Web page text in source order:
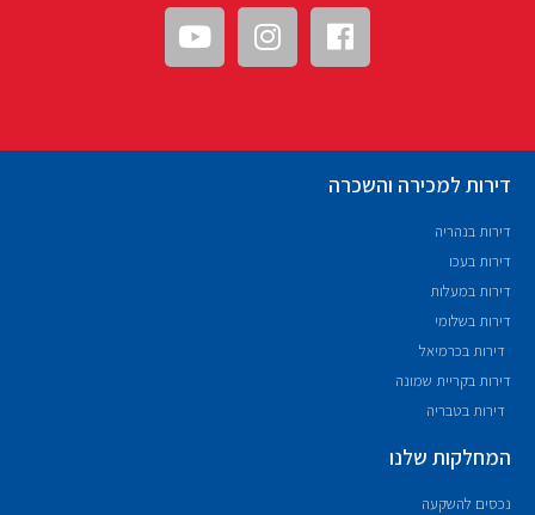
דירות למכירה והשכרה
דירות בנהריה
דירות בעכו
דירות במעלות
דירות בשלומי
דירות בכרמיאל
דירות בקריית שמונה
דירות בטבריה
המחלקות שלנו
נכסים להשקעה